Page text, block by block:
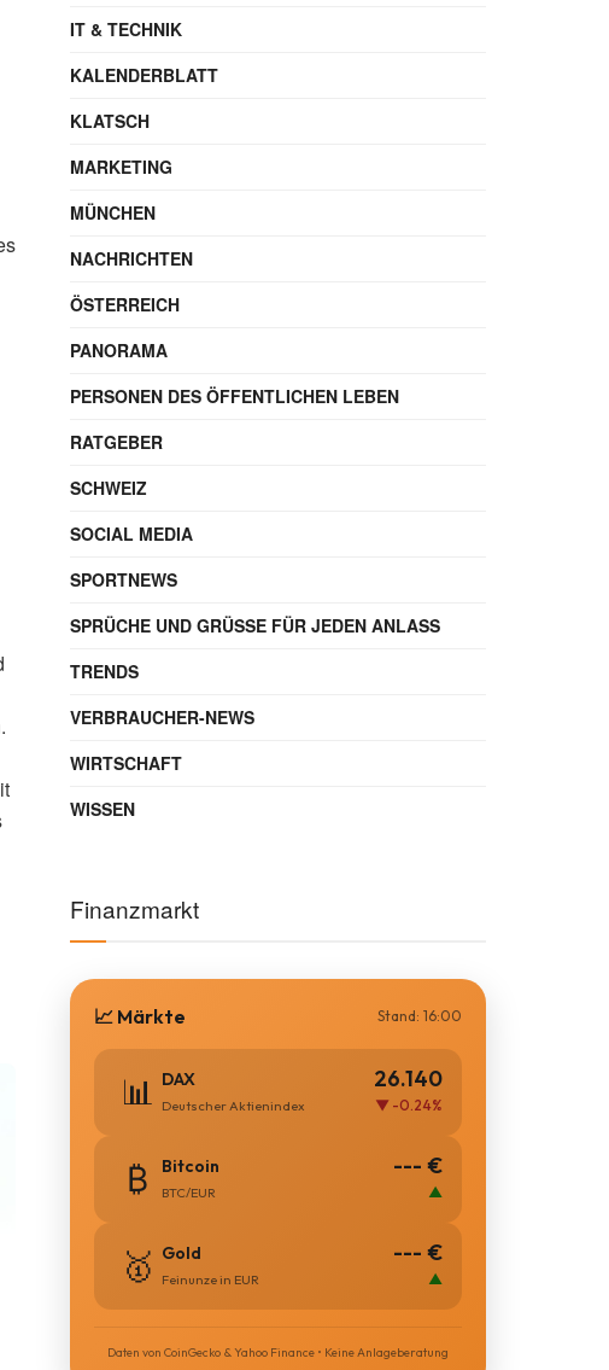
IT & TECHNIK
KALENDERBLATT
KLATSCH
MARKETING
MÜNCHEN
NACHRICHTEN
ÖSTERREICH
PANORAMA
PERSONEN DES ÖFFENTLICHEN LEBEN
RATGEBER
SCHWEIZ
SOCIAL MEDIA
SPORTNEWS
SPRÜCHE UND GRÜSSE FÜR JEDEN ANLASS
TRENDS
VERBRAUCHER-NEWS
WIRTSCHAFT
WISSEN
Finanzmarkt
📈 Märkte Stand: 16:00
📊 DAX
Deutscher Aktienindex
26.140
▼ -0.24%
₿ Bitcoin
BTC/EUR
--- €
▲
🥇 Gold
Feinunze in EUR
--- €
▲
Daten von CoinGecko & Yahoo Finance • Keine Anlageberatung